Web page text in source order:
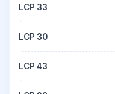
LCP 33
LCP 30
LCP 43